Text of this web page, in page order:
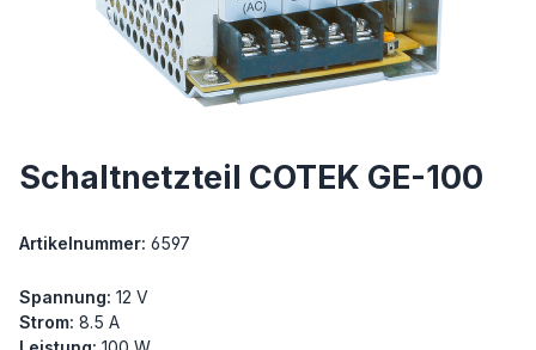
Schaltnetzteil COTEK GE-100
Artikelnummer: 6597
Spannung: 12 V
Strom: 8.5 A